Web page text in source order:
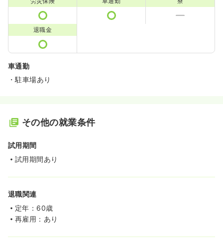
退職金
車通勤
・駐車場あり
その他の就業条件
試用期間
試用期間あり
退職関連
定年：60歳
再雇用：あり